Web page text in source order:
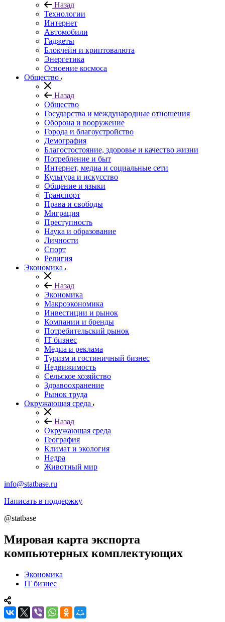
Назад
Технологии
Интернет
Автомобили
Гаджеты
Блокчейн и криптовалюта
Энергетика
Освоение космоса
Общество
Назад
Общество
Государства и международные отношения
Оборона и вооружение
Города и благоустройство
Демография
Благостостояние, здоровье и качество жизни
Потребление и быт
Интернет, медиа и социальные сети
Культура и искусство
Общение и языки
Транспорт
Права и свободы
Миграция
Преступность
Наука и образование
Личности
Спорт
Религия
Экономика
Назад
Экономика
Макроэкономика
Инвестиции и рынок
Компании и бренды
Потребительский рынок
IT бизнес
Медиа и реклама
Туризм и гостиничный бизнес
Недвижимость
Сельское хозяйство
Здравоохранение
Рынок труда
Окружающая среда
Назад
Окружающая среда
География
Климат и экология
Недра
Животный мир
info@statbase.ru
Написать в поддержку
@statbase
Мировая карта экспорта
компьютерных комплектующих
Экономика
IT бизнес